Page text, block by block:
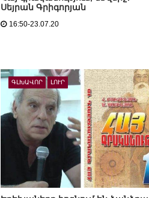
Սեյրան Գրիգորյան
16:50-23.07.20
ԳԼԽԱՎՈՐ ԼՈՒՐ